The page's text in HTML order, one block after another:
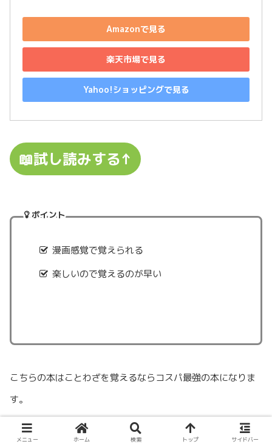
Amazonで見る
楽天市場で見る
Yahoo!ショッピングで見る
📖試し読みする↑
ポイント
漫画感覚で覚えられる
楽しいので覚えるのが早い
こちらの本はことわざを覚えるならコスパ最強の本になりま
す。
色々なシリーズが出ています、全部おすすめです。
メニュー ホーム 検索 トップ サイドバー